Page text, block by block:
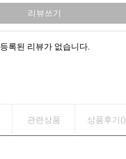
리뷰쓰기
등록된 리뷰가 없습니다.
관련상품 상품후기()